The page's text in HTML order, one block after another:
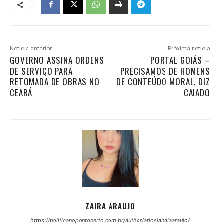
Notícia anterior
GOVERNO ASSINA ORDENS
DE SERVIÇO PARA
RETOMADA DE OBRAS NO
CEARÁ
Próxima notícia
PORTAL GOIÁS –
PRECISAMOS DE HOMENS
DE CONTEÚDO MORAL, DIZ
CAIADO
ZAIRA ARAUJO
https://politicanopontocerto.com.br/author/arioslandiaaraujo/